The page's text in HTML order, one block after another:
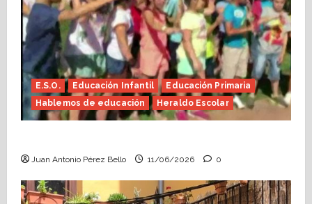
E.S.O. Educación Infantil
Educación Primaria
Hablemos de educación
Heraldo Escolar
Juan Antonio Pérez Bello 11/06/2026 0